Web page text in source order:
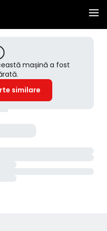
mașină a fost
similare